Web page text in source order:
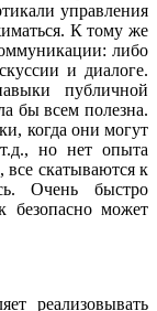
управления
К тому же
либо
и диалоге.
публичной
бы всем полезна.
когда они могут
но нет опыта
все скатываются к
Очень быстро
безопасно может
реализовывать